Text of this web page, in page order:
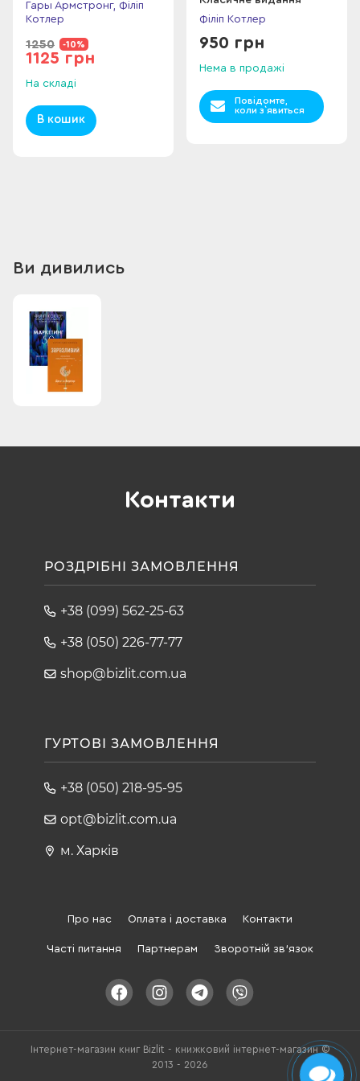
Гары Армстронг, Філіп
Котлер
1250 -10%
1125 грн
На складі
В кошик
Філіп Котлер
950 грн
Нема в продажі
Повідомте,
коли з`явиться
Ви дивились
Контакти
РОЗДРІБНІ ЗАМОВЛЕННЯ
+38 (099) 562-25-63
+38 (050) 226-77-77
shop@bizlit.com.ua
ГУРТОВІ ЗАМОВЛЕННЯ
+38 (050) 218-95-95
opt@bizlit.com.ua
м. Харків
Про нас Оплата і доставка Контакти
Часті питання Партнерам Зворотній зв'язок
Інтернет-магазин книг Bizlit - книжковий інтернет-магазин ©
2013 - 2026